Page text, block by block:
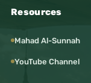
Resources
Mahad Al-Sunnah
YouTube Channel